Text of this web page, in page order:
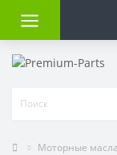
Моторные масла